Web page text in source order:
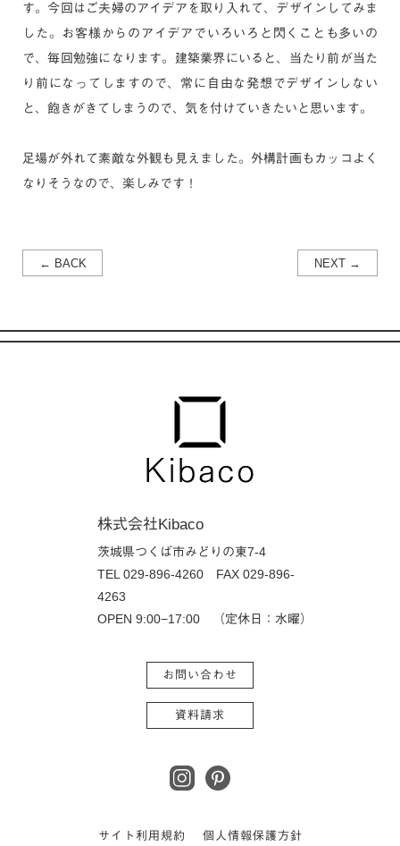
す。今回はご夫婦のアイデアを取り入れて、デザインしてみま
した。お客様からのアイデアでいろいろと閃くことも多いの
で、毎回勉強になります。建築業界にいると、当たり前が当た
り前になってしますので、常に自由な発想でデザインしない
と、飽きがきてしまうので、気を付けていきたいと思います。
足場が外れて素敵な外観も見えました。外構計画もカッコよく
なりそうなので、楽しみです！
← BACK NEXT →
株式会社Kibaco
茨城県つくば市みどりの東7-4
TEL 029-896-4260 FAX 029-896-
4263
OPEN 9:00−17:00 （定休日：水曜）
お問い合わせ
資料請求
サイト利用規約 個人情報保護方針